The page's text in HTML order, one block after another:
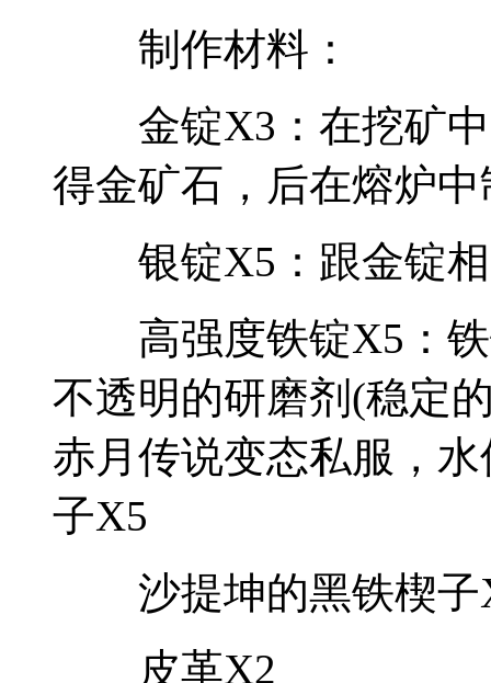
制作材料：
金锭X3：在挖矿中
得金矿石，后在熔炉
银锭X5：跟金锭相
高强度铁锭X5：铁
不透明的研磨剂(稳定
赤月传说变态私服，
子X5
沙提坤的黑铁楔子
皮革X2